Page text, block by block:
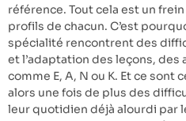
référence. Tout cela est un
profils de chacun. C’est
spécialité rencontrent des
et l’adaptation des leçons,
comme E, A, N ou K. Et ce
alors une fois de plus des
leur quotidien déjà alourdi par